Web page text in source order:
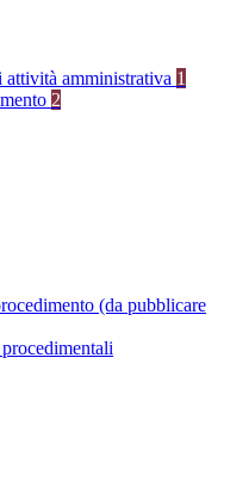
attività amministrativa 1
2
(da pubblicare